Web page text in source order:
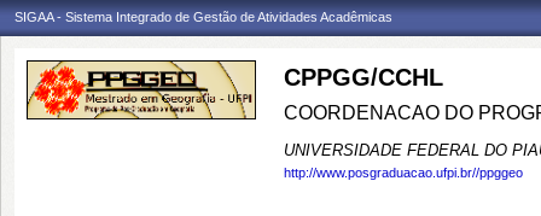
SIGAA - Sistema Integrado de Gestão de Atividades Acadêmicas
CPPGG/CCHL
COORDENACAO DO
UNIVERSIDADE FEDERAL DO
http://www.posgraduacao.ufpi.br//ppggeo